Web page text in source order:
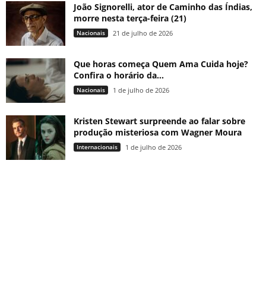
João Signorelli, ator de Caminho das Índias,
morre nesta terça-feira (21)
Nacionais 21 de julho de 2026
Que horas começa Quem Ama Cuida hoje?
Confira o horário da...
Nacionais 1 de julho de 2026
Kristen Stewart surpreende ao falar sobre
produção misteriosa com Wagner Moura
Internacionais 1 de julho de 2026